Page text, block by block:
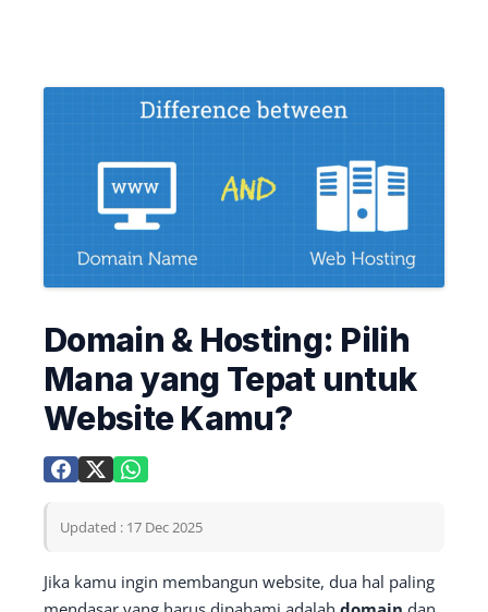
Domain & Hosting: Pilih
Mana yang Tepat untuk
Website Kamu?
Updated : 17 Dec 2025
Jika kamu ingin membangun website, dua hal paling